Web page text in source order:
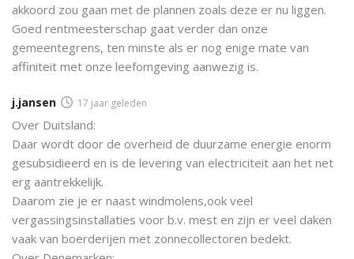
akkoord zou gaan met de plannen zoals deze er nu liggen.
Goed rentmeesterschap gaat verder dan onze
gemeentegrens, ten minste als er nog enige mate van
affiniteit met onze leefomgeving aanwezig is.
j.jansen 17 jaar geleden
Over Duitsland:
Daar wordt door de overheid de duurzame energie enorm
gesubsidieerd en is de levering van electriciteit aan het net
erg aantrekkelijk.
Daarom zie je er naast windmolens,ook veel
vergassingsinstallaties voor b.v. mest en zijn er veel daken
vaak van boerderijen met zonnecollectoren bedekt.